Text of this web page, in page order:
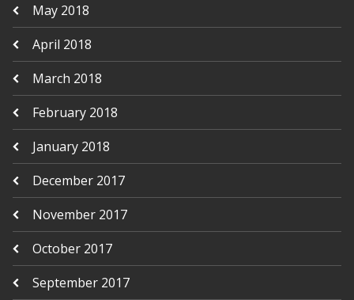
May 2018
April 2018
March 2018
February 2018
January 2018
December 2017
November 2017
October 2017
September 2017